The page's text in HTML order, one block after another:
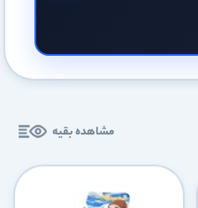
مشاهده بقیه